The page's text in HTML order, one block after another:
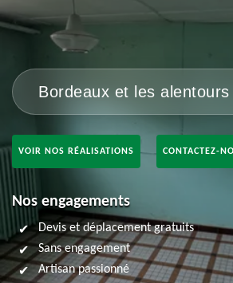
Bordeaux et les alentours
VOIR NOS RÉALISATIONS CONTACTEZ-
Nos engagements
Devis et déplacement gratuits
Sans engagement
Artisan passionné